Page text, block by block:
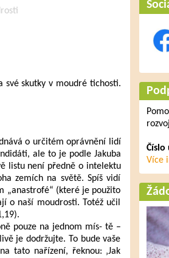
své skutky v moudré tichosti.
o určitém oprávnění lidí
ale to je podle Jakuba
listu není předně o intelektu
zemích na světě. Spíš vidí
„anastrofé“ (které je použito
o naší moudrosti. Totéž učil
pouze na jednom mís- tě –
je dodržujte. To bude vaše
tato nařízení, řeknou: ‚Jak
Číslo
Více